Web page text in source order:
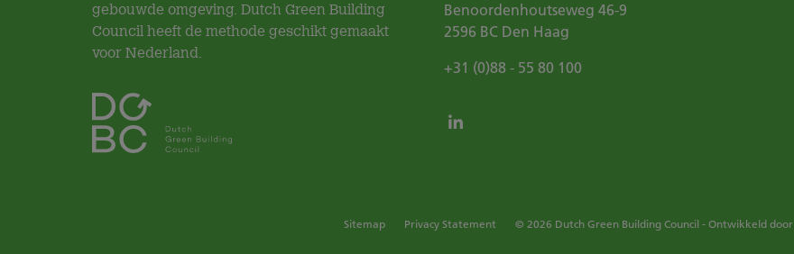
gebouwde omgeving. Dutch Green Building
Council heeft de methode geschikt gemaakt
voor Nederland.
Benoordenhoutseweg 46-9
2596 BC Den Haag
+31 (0)88 - 55 80 100
Sitemap Privacy Statement © 2026 Dutch Green Building Council - Ontwikkeld door